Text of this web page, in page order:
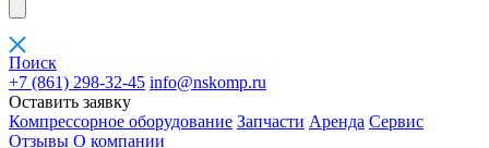
Поиск
+7 (861) 298-32-45 info@nskomp.ru
Оставить заявку
Компрессорное оборудование Запчасти Аренда Сервис
Отзывы О компании